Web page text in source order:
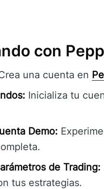
con
una cuenta en
Inicializa tu
Demo:
de Trading:
tus estrategias.